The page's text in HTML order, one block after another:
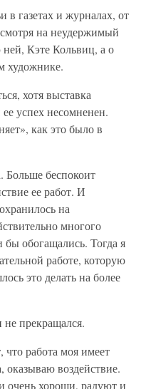
в газетах и журналах, от
на неудержимый
Кэте Кольвиц, а о
художнике.
хотя выставка
успех несомненен.
как это было в
Больше беспокоит
ее работ. И
на
многого
бы обогащались. Тогда я
работе, которую
это делать на более
не прекращался.
работа моя имеет
оказываю воздействие.
очень хороши, радуют и